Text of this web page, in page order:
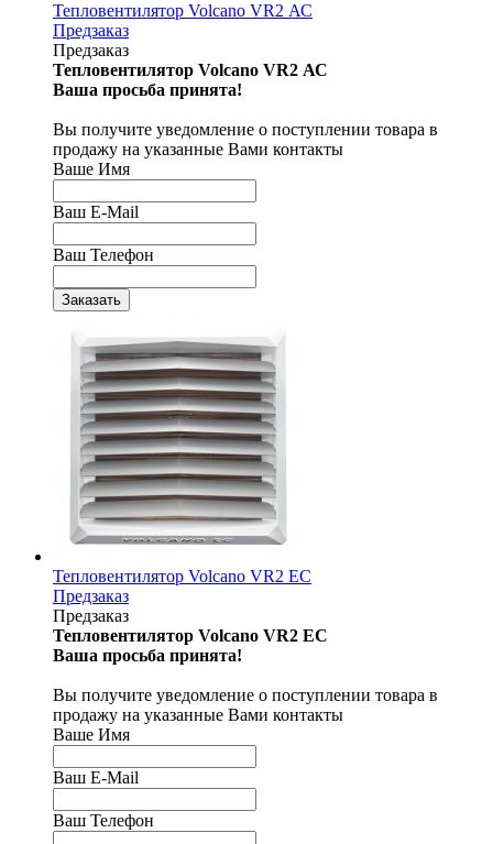
Тепловентилятор Volcano VR2 АС
Предзаказ
Предзаказ
Тепловентилятор Volcano VR2 АС
Ваша просьба принята!
Вы получите уведомление о поступлении товара в
продажу на указанные Вами контакты
Ваше Имя
Ваш E-Mail
Ваш Телефон
Тепловентилятор Volcano VR2 ЕС
Предзаказ
Предзаказ
Тепловентилятор Volcano VR2 ЕС
Ваша просьба принята!
Вы получите уведомление о поступлении товара в
продажу на указанные Вами контакты
Ваше Имя
Ваш E-Mail
Ваш Телефон